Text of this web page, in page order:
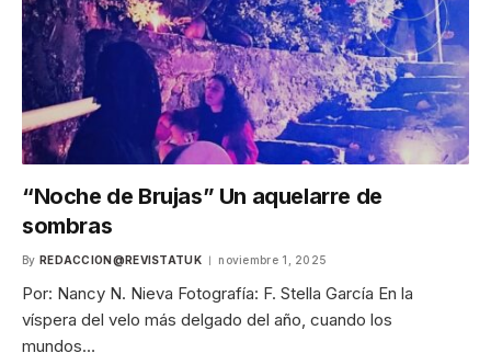
“Noche de Brujas” Un aquelarre de
sombras
By REDACCION@REVISTATUK noviembre 1, 2025
Por: Nancy N. Nieva Fotografía: F. Stella García En la
víspera del velo más delgado del año, cuando los
mundos…